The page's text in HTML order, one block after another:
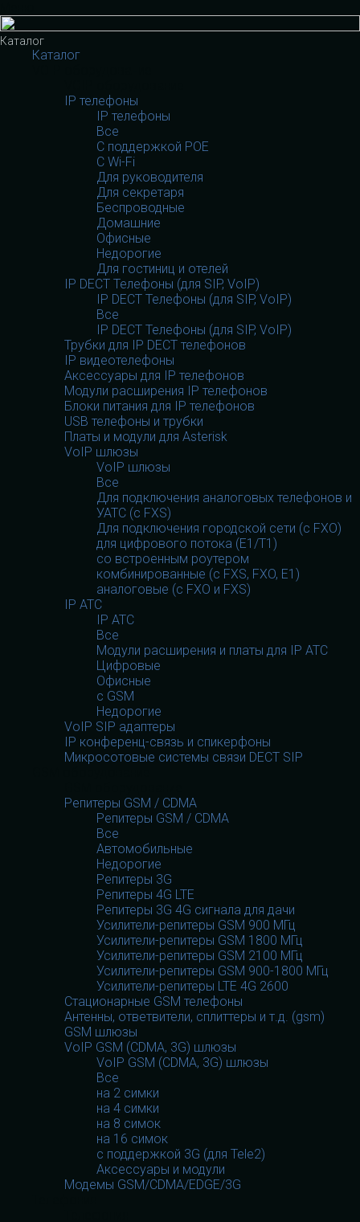
Каталог
Каталог
IP телефоны
IP телефоны
Все
С поддержкой POE
C Wi-Fi
Для руководителя
Для секретаря
Беспроводные
Домашние
Офисные
Недорогие
Для гостиниц и отелей
IP DECT Телефоны (для SIP, VoIP)
IP DECT Телефоны (для SIP, VoIP)
Все
IP DECT Телефоны (для SIP, VoIP)
Трубки для IP DECT телефонов
IP видеотелефоны
Аксессуары для IP телефонов
Модули расширения IP телефонов
Блоки питания для IP телефонов
USB телефоны и трубки
Платы и модули для Asterisk
VoIP шлюзы
VoIP шлюзы
Все
Для подключения аналоговых телефонов и
УАТС (с FXS)
Для подключения городской сети (с FXO)
для цифрового потока (E1/T1)
со встроенным роутером
комбинированные (c FXS, FXO, E1)
аналоговые (с FXO и FXS)
IP АТС
IP АТС
Все
Модули расширения и платы для IP АТС
Цифровые
Офисные
с GSM
Недорогие
VoIP SIP адаптеры
IP конференц-связь и спикерфоны
Микросотовые системы связи DECT SIP
Репитеры GSM / CDMA
Репитеры GSM / CDMA
Все
Автомобильные
Недорогие
Репитеры 3G
Репитеры 4G LTE
Репитеры 3G 4G сигнала для дачи
Усилители-репитеры GSM 900 МГц
Усилители-репитеры GSM 1800 МГц
Усилители-репитеры GSM 2100 МГц
Усилители-репитеры GSM 900-1800 МГц
Усилители-репитеры LTE 4G 2600
Стационарные GSM телефоны
Антенны, ответвители, сплиттеры и т.д. (gsm)
GSM шлюзы
VoIP GSM (CDMA, 3G) шлюзы
VoIP GSM (CDMA, 3G) шлюзы
Все
на 2 симки
на 4 симки
на 8 симок
на 16 симок
с поддержкой 3G (для Tele2)
Аксессуары и модули
Модемы GSM/CDMA/EDGE/3G